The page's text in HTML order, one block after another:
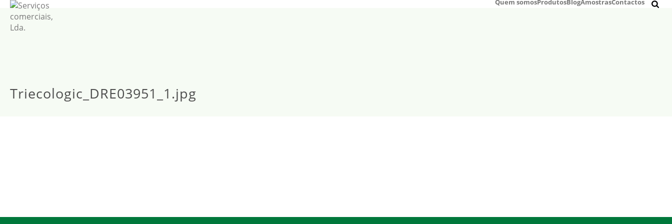
Quem somosProdutosBlogAmostrasContactos
Triecologic_DRE03951_1.jpg